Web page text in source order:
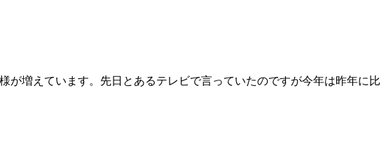
増えています。先日とあるテレビで言っていたのですが今年は昨年に比